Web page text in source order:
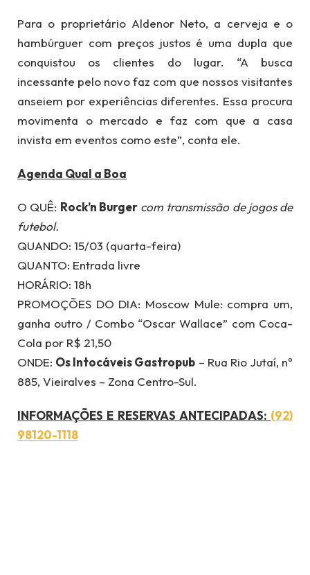
Para o proprietário Aldenor Neto, a cerveja e o
hambúrguer com preços justos é uma dupla que
conquistou os clientes do lugar. “A busca
incessante pelo novo faz com que nossos visitantes
anseiem por experiências diferentes. Essa procura
movimenta o mercado e faz com que a casa
invista em eventos como este”, conta ele.
Agenda Qual a Boa
O QUÊ: Rock’n Burger com transmissão de jogos de
futebol.
QUANDO: 15/03 (quarta-feira)
QUANTO: Entrada livre
HORÁRIO: 18h
PROMOÇÕES DO DIA: Moscow Mule: compra um,
ganha outro / Combo “Oscar Wallace” com Coca-
Cola por R$ 21,50
ONDE: Os Intocáveis Gastropub – Rua Rio Jutaí, nº
885, Vieiralves – Zona Centro-Sul.
INFORMAÇÕES E RESERVAS ANTECIPADAS: (92)
98120-1118